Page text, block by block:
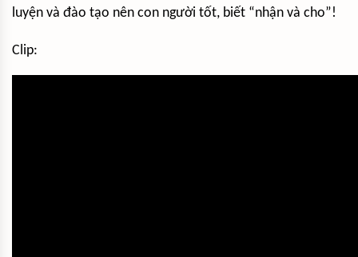
luyện và đào tạo nên con người tốt, biết “nhận và cho”!
Clip: